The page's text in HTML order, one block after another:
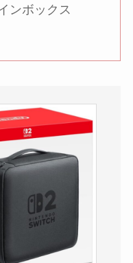
ンボックス